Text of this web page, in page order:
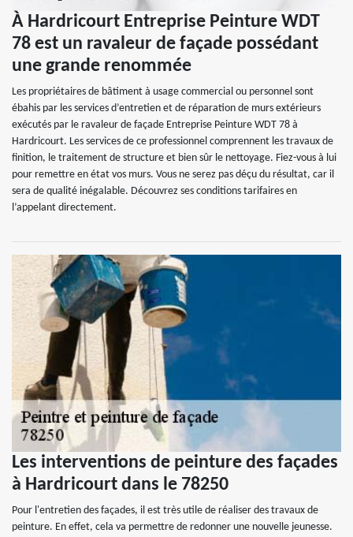
À Hardricourt Entreprise Peinture WDT
78 est un ravaleur de façade possédant
une grande renommée
Les propriétaires de bâtiment à usage commercial ou personnel sont
ébahis par les services d’entretien et de réparation de murs extérieurs
exécutés par le ravaleur de façade Entreprise Peinture WDT 78 à
Hardricourt. Les services de ce professionnel comprennent les travaux de
finition, le traitement de structure et bien sûr le nettoyage. Fiez-vous à lui
pour remettre en état vos murs. Vous ne serez pas déçu du résultat, car il
sera de qualité inégalable. Découvrez ses conditions tarifaires en
l’appelant directement.
Les interventions de peinture des façades
à Hardricourt dans le 78250
Pour l'entretien des façades, il est très utile de réaliser des travaux de
peinture. En effet, cela va permettre de redonner une nouvelle jeunesse.